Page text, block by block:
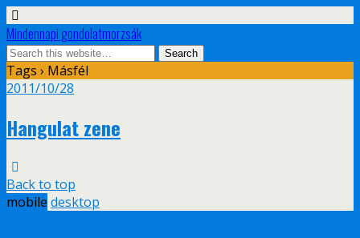
Mindennapi gondolatmorzsák
Tags › Másfél
2011/10/28
Hangulat zene
Back to top
mobile desktop